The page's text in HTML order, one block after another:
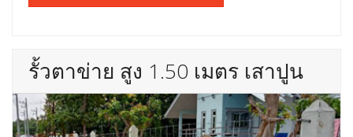
รั้วตาข่าย สูง 1.50 เมตร เสาปูน